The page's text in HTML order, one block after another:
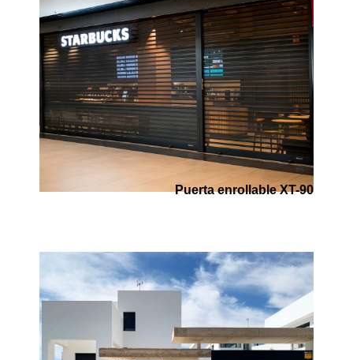
Puerta enrollable XT-90